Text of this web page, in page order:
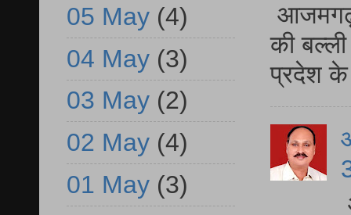
आजमगढ़
की
प्रदेश
05 May (4)
04 May (3)
03 May (2)
02 May (4)
01 May (3)